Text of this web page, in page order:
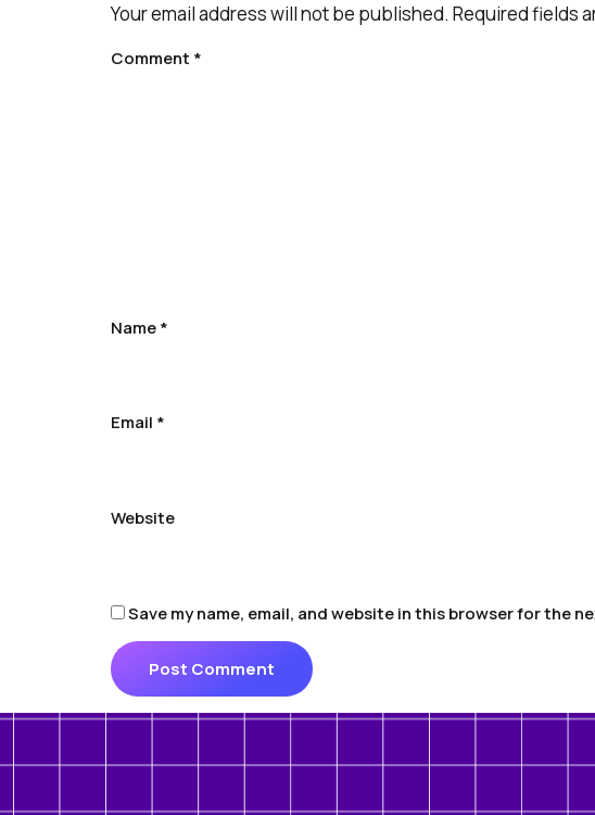
Your email address will not be published. Required fields
Comment *
Name*
Email *
Website
Save my name, email, and website in this browser for the